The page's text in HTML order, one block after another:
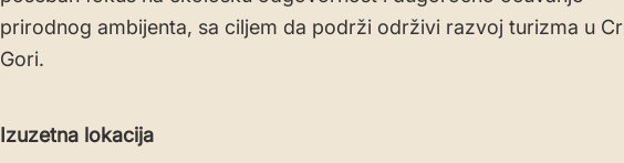
prirodnog ambijenta, sa ciljem da podrži održivi razvoj turizma u
Gori.
Izuzetna lokacija